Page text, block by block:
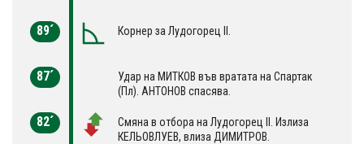
89´ Корнер за Лудогорец II.
87´
Удар на МИТКОВ във вратата на Спартак
(Пл). АНТОНОВ спасява.
82´
Смяна в отбора на Лудогорец II. Излиза
КЕЛЬОВЛУЕВ, влиза ДИМИТРОВ.